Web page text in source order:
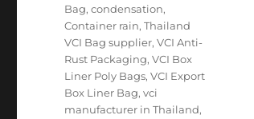
Bag,condensation,
Container rain,Thailand
VCI Bag supplier,VCI Anti-
Rust Packaging,VCI Box
Liner Poly Bags,VCI Export
Box Liner Bag,vci
manufacturer in Thailand,